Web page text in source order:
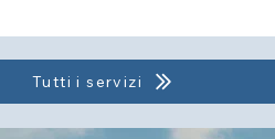
Tutti i servizi